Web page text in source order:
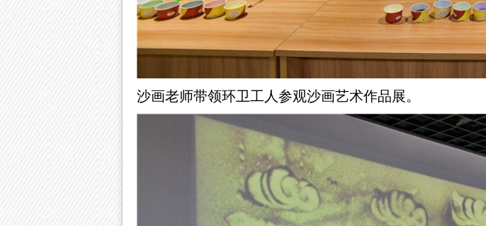
沙画老师带领环卫工人参观沙画艺术作品展。